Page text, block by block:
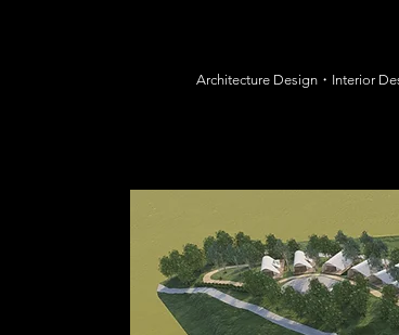
Architecture Design・Interior